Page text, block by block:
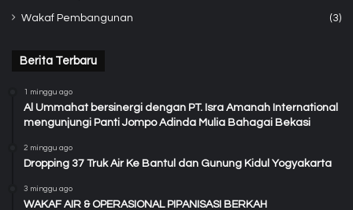
Wakaf Pembangunan (3)
Berita Terbaru
1 minggu ago
Al Ummahat bersinergi dengan PT. Isra Amanah International
mengunjungi Panti Jompo Adinda Mulia Bahagai Bekasi
2 minggu ago
Dropping 37 Truk Air Ke Bantul dan Gunung Kidul Yogyakarta
3 minggu ago
WAKAF AIR & OPERASIONAL PIPANISASI BERKAH